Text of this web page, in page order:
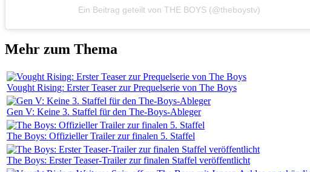
Ein Beitrag geteilt von THE BOYS (@theboystv)
Mehr zum Thema
Vought Rising: Erster Teaser zur Prequelserie von The Boys
Gen V: Keine 3. Staffel für den The-Boys-Ableger
The Boys: Offizieller Trailer zur finalen 5. Staffel
The Boys: Erster Teaser-Trailer zur finalen Staffel veröffentlicht